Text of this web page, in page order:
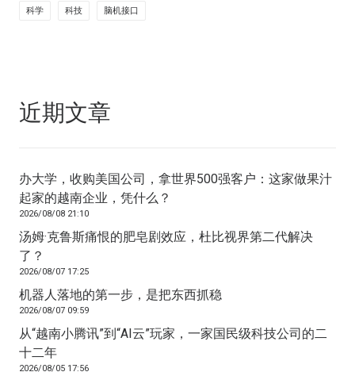
科学 科技 脑机接口
近期文章
办大学，收购美国公司，拿世界500强客户：这家做果汁
起家的越南企业，凭什么？
2026/08/08 21:10
汤姆·克鲁斯痛恨的肥皂剧效应，杜比视界第二代解决
了？
2026/08/07 17:25
机器人落地的第一步，是把东西抓稳
2026/08/07 09:59
从“越南小腾讯”到“AI云”玩家，一家国民级科技公司的二
十二年
2026/08/05 17:56